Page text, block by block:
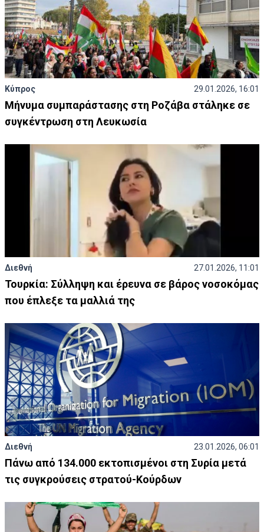
Κύπρος 29.01.2026, 16:01
Μήνυμα συμπαράστασης στη Ροζάβα στάληκε σε
συγκέντρωση στη Λευκωσία
Διεθνή 27.01.2026, 11:01
Τουρκία: Σύλληψη και έρευνα σε βάρος νοσοκόμας
που έπλεξε τα μαλλιά της
Διεθνή 23.01.2026, 06:01
Πάνω από 134.000 εκτοπισμένοι στη Συρία μετά
τις συγκρούσεις στρατού-Κούρδων